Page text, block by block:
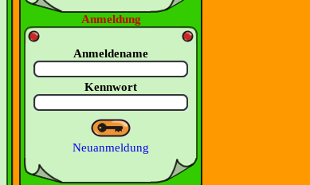
Anmeldung
Anmeldename
Kennwort
Neuanmeldung